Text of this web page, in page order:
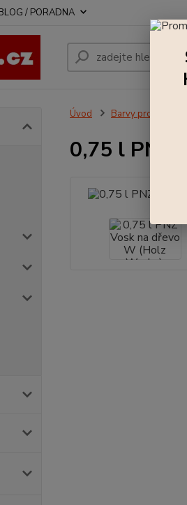
/ PORADNA
Úvod Barvy pro exteriér
0,75 l PNZ